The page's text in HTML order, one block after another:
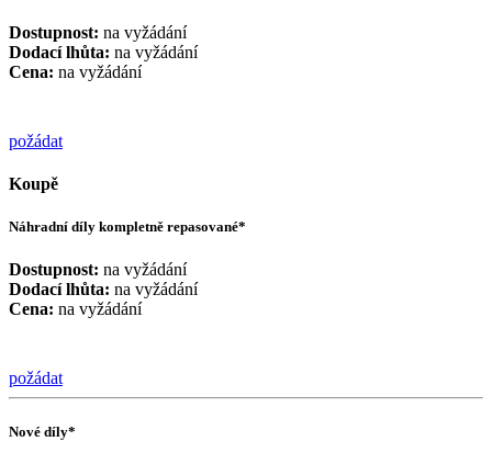
Dostupnost: na vyžádání
Dodací lhůta: na vyžádání
Cena: na vyžádání
požádat
Koupě
Náhradní díly kompletně repasované*
Dostupnost: na vyžádání
Dodací lhůta: na vyžádání
Cena: na vyžádání
požádat
Nové díly*